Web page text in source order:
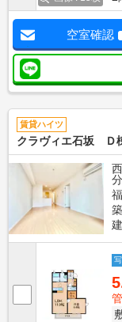
空室確認
賃貸ハイツ
クラヴィエ石坂 Ｄ
分